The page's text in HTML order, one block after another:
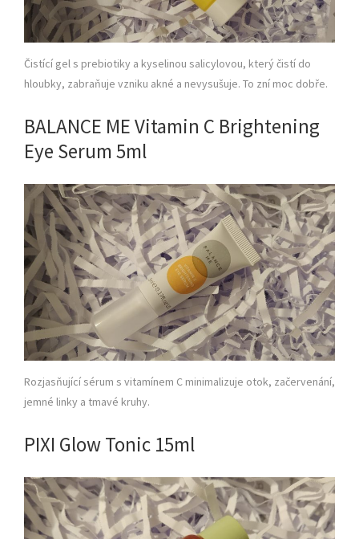
Čistící gel s prebiotiky a kyselinou salicylovou, který čistí do
hloubky, zabraňuje vzniku akné a nevysušuje. To zní moc dobře.
BALANCE ME Vitamin C Brightening
Eye Serum 5ml
Rozjasňující sérum s vitamínem C minimalizuje otok, začervenání,
jemné linky a tmavé kruhy.
PIXI Glow Tonic 15ml